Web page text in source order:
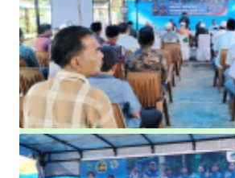
Mantan Wakil Ketua DPRD Riau Dukung
Sejarah Perjuangan Lahirnya
MerantiMERANTI –
Apel Siaga Karhutla 2026 Digelar di